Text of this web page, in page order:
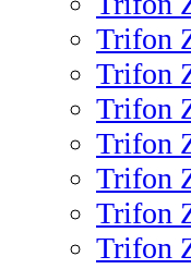
Trifon
Trifon
Trifon
Trifon
Trifon
Trifon
Trifon